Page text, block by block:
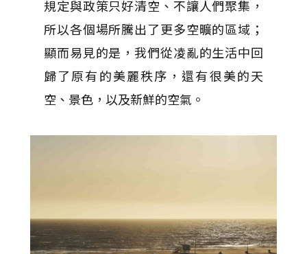
規定與政策只好清空、不讓人們聚集，
所以各個場所騰出了更多空曠的區域；
顯而易見的是，我們從凌亂的生活中回
歸了原有的美麗秩序，還有很美的天
空、景色，以及新鮮的空氣。